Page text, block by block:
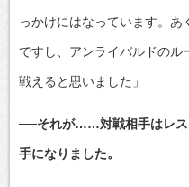
っかけにはなっています。
ですし、アンライバルドのル
戦えると思いました」
──それが……対戦相手はレス
手になりました。